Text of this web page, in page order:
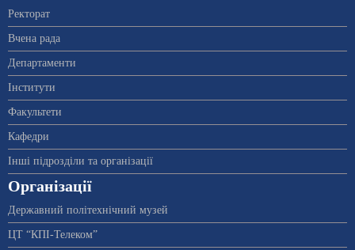
Ректорат
Вчена рада
Департаменти
Інститути
Факультети
Кафедри
Інші підрозділи та організації
Організації
Державний політехнічний музей
ЦТ “КПІ-Телеком”